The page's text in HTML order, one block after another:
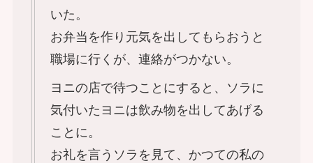
いた。
お弁当を作り元気を出してもらおうと
職場に行くが、連絡がつかない。
ヨニの店で待つことにすると、ソラに
気付いたヨニは飲み物を出してあげる
ことに。
お礼を言うソラを見て、かつての私の